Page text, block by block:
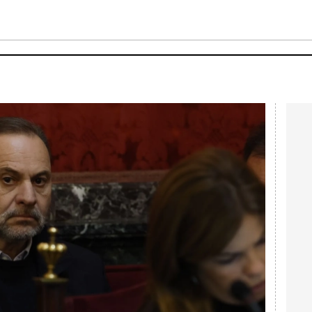
NacionalComunidades